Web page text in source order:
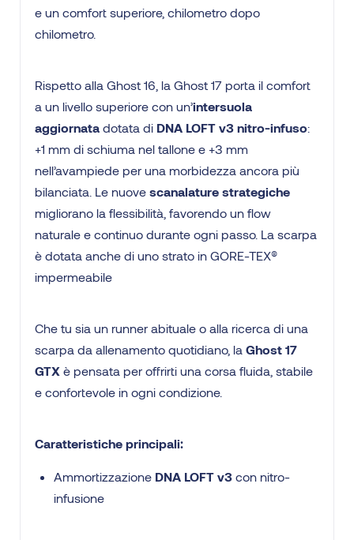
e un comfort superiore, chilometro dopo
chilometro.
Rispetto alla Ghost 16, la Ghost 17 porta il comfort
a un livello superiore con un’intersuola
aggiornata dotata di DNA LOFT v3 nitro-infuso:
+1 mm di schiuma nel tallone e +3 mm
nell’avampiede per una morbidezza ancora più
bilanciata. Le nuove scanalature strategiche
migliorano la flessibilità, favorendo un flow
naturale e continuo durante ogni passo. La scarpa
è dotata anche di uno strato in GORE-TEX®
impermeabile
Che tu sia un runner abituale o alla ricerca di una
scarpa da allenamento quotidiano, la Ghost 17
GTX è pensata per offrirti una corsa fluida, stabile
e confortevole in ogni condizione.
Caratteristiche principali:
Ammortizzazione DNA LOFT v3 con nitro-
infusione